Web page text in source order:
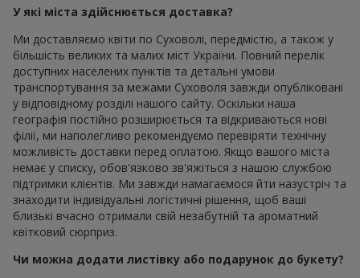
У які міста здійснюється доставка?
Ми доставляємо квіти по Суховолі, передмістю, а також у
більшість великих та малих міст України. Повний перелік
доступних населених пунктів та детальні умови
транспортування за межами Суховоля завжди опубліковані
у відповідному розділі нашого сайту. Оскільки наша
географія постійно розширюється та відкриваються нові
філії, ми наполегливо рекомендуємо перевіряти технічну
можливість доставки перед оплатою. Якщо вашого міста
немає у списку, обов'язково зв'яжіться з нашою службою
підтримки клієнтів. Ми завжди намагаємося йти назустріч та
знаходити індивідуальні логістичні рішення, щоб ваші
близькі вчасно отримали свій незабутній та ароматний
квітковий сюрприз.
Чи можна додати листівку або подарунок до букету?